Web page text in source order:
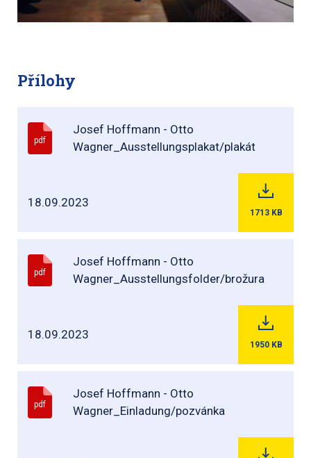
Přílohy
pdf
Josef Hoffmann - Otto
Wagner_Ausstellungsplakat/plakát
18.09.2023
1713 KB
pdf
Josef Hoffmann - Otto
Wagner_Ausstellungsfolder/brožura
18.09.2023
1950 KB
pdf
Josef Hoffmann - Otto
Wagner_Einladung/pozvánka